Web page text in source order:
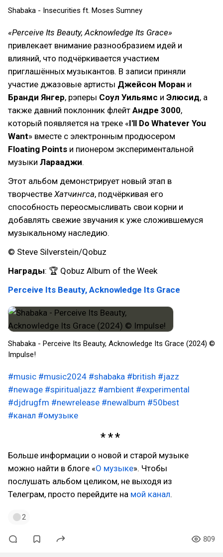
Shabaka - Insecurities ft. Moses Sumney
«Perceive Its Beauty, Acknowledge Its Grace»
привлекает внимание разнообразием идей и
влияний, что подчёркивается участием
приглашённых музыкантов. В записи приняли
участие джазовые артисты Джейсон Моран и
Бранди Янгер, рэперы Соул Уильямс и Элюсид, а
также давний поклонник флейт Андре 3000,
который появляется на треке «I'll Do Whatever You
Want» вместе с электронным продюсером
Floating Points и пионером экспериментальной
музыки Ларааджи.
Этот альбом демонстрирует новый этап в
творчестве Хатчингса, подчёркивая его
способность переосмысливать свои корни и
добавлять свежие звучания к уже сложившемуся
музыкальному наследию.
© Steve Silverstein/Qobuz
Награды: 🏆 Qobuz Album of the Week
Perceive Its Beauty, Acknowledge Its Grace
Shabaka - Perceive Its Beauty, Acknowledge Its Grace (2024) ©
Impulse!
#music #music2024 #shabaka #british #jazz
#newage #spiritualjazz #ambient #experimental
#djdrugfm #newrelease #newalbum #50best
#канал #омузыке
Больше информации о новой и старой музыке
можно найти в блоге «О музыке». Чтобы
послушать альбом целиком, не выходя из
Телеграм, просто перейдите на мой канал.
2
809